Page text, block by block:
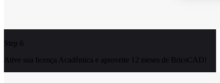
Step 6
Ative sua licença Acadêmica e aproveite 12 meses de BricsCAD!